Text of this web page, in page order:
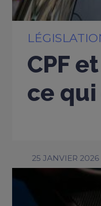
CPF
ce
25 JANVIER 2026